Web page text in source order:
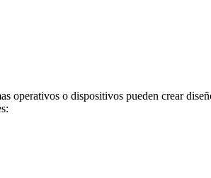
operativos o dispositivos pueden crear